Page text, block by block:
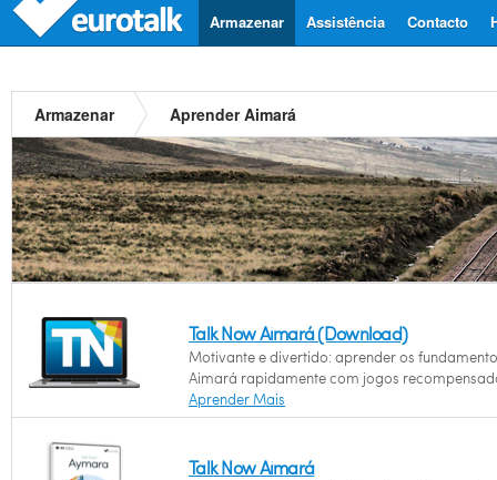
Contacto
Assistência
Armazenar
Armazenar Aprender Aimará
Talk Now Aimará (Download)
Motivante e divertido: aprender os
Aimará rapidamente com jogos
Aprender Mais
Talk Now Aimará